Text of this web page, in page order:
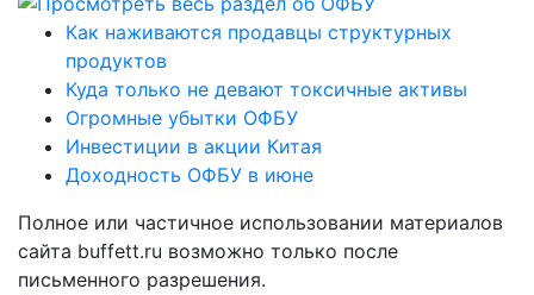
Как наживаются продавцы структурных
продуктов
Куда только не девают токсичные активы
Огромные убытки ОФБУ
Инвестиции в акции Китая
Доходность ОФБУ в июне
Полное или частичное использовании материалов
сайта buffett.ru возможно только после
письменного разрешения.